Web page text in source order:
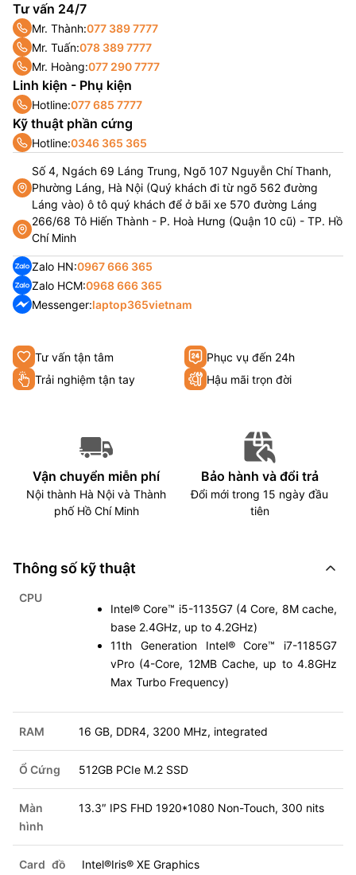
Tư vấn tận tâm
Phục vụ đến 24h
Trải nghiệm tận tay
Hậu mãi trọn đời
Vận chuyển miễn phí
Nội thành Hà Nội và Thành
phố Hồ Chí Minh
Bảo hành và đổi trả
Đổi mới trong 15 ngày đầu
tiên
Thông số kỹ thuật
CPU
Intel® Core™ i5-1135G7 (4 Core, 8M cache,
base 2.4GHz, up to 4.2GHz)
11th Generation Intel® Core™ i7-1185G7
vPro (4-Core, 12MB Cache, up to 4.8GHz
Max Turbo Frequency)
RAM 16 GB, DDR4, 3200 MHz, integrated
Ổ Cứng 512GB PCIe M.2 SSD
Màn
hình
13.3″ IPS FHD 1920*1080 Non-Touch, 300 nits
Card đồ Intel®Iris® XE Graphics
Tư vấn 24/7
Mr. Thành:077 389 7777
Mr. Tuấn:078 389 7777
Mr. Hoàng:077 290 7777
Linh kiện - Phụ kiện
Hotline:077 685 7777
Kỹ thuật phần cứng
Hotline:0346 365 365
Số 4, Ngách 69 Láng Trung, Ngõ 107 Nguyễn Chí Thanh,
Phường Láng, Hà Nội (Quý khách đi từ ngõ 562 đường
Láng vào) ô tô quý khách để ở bãi xe 570 đường Láng
266/68 Tô Hiến Thành - P. Hoà Hưng (Quận 10 cũ) - TP. Hồ
Chí Minh
Zalo HN:0967 666 365
Zalo HCM:0968 666 365
Messenger:laptop365vietnam